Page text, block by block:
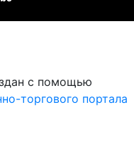
с помощью
торгового портала